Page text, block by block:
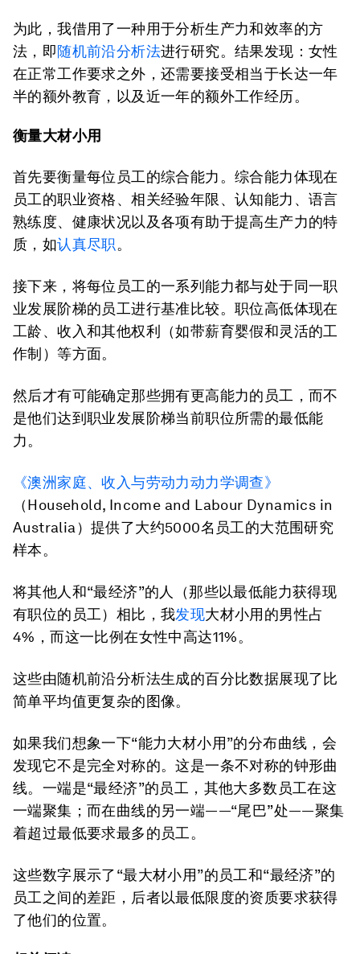
为此，我借用了一种用于分析生产力和效率的方
法，即随机前沿分析法进行研究。结果发现：女性
在正常工作要求之外，还需要接受相当于长达一年
半的额外教育，以及近一年的额外工作经历。
衡量大材小用
首先要衡量每位员工的综合能力。综合能力体现在
员工的职业资格、相关经验年限、认知能力、语言
熟练度、健康状况以及各项有助于提高生产力的特
质，如认真尽职。
接下来，将每位员工的一系列能力都与处于同一职
业发展阶梯的员工进行基准比较。职位高低体现在
工龄、收入和其他权利（如带薪育婴假和灵活的工
作制）等方面。
然后才有可能确定那些拥有更高能力的员工，而不
是他们达到职业发展阶梯当前职位所需的最低能
力。
《澳洲家庭、收入与劳动力动力学调查》
（Household, Income and Labour Dynamics in
Australia）提供了大约5000名员工的大范围研究
样本。
将其他人和“最经济”的人（那些以最低能力获得现
有职位的员工）相比，我发现大材小用的男性占
4%，而这一比例在女性中高达11%。
这些由随机前沿分析法生成的百分比数据展现了比
简单平均值更复杂的图像。
如果我们想象一下“能力大材小用”的分布曲线，会
发现它不是完全对称的。这是一条不对称的钟形曲
线。一端是“最经济”的员工，其他大多数员工在这
一端聚集；而在曲线的另一端——“尾巴”处——聚集
着超过最低要求最多的员工。
这些数字展示了“最大材小用”的员工和“最经济”的
员工之间的差距，后者以最低限度的资质要求获得
了他们的位置。